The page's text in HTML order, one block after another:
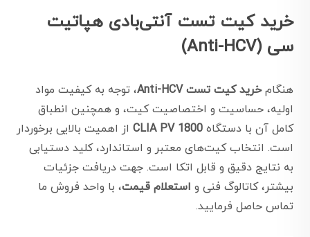
خرید کیت تست آنتی‌بادی هپاتیت
سی (Anti-HCV)
هنگامخرید کیت تست Anti-HCV
، توجه به کیفیت مواد
اولیه، حساسیت و اختصاصیت کیت، و همچنین انطباق
کامل آن با دستگاه CLIA PV 1800 از اهمیت بالایی برخوردار
است. انتخاب کیت‌های معتبر و استاندارد، کلید دستیابی
به نتایج دقیق و قابل اتکا است. جهت دریافت جزئیات
بیشتر، کاتالوگ فنی و استعلام قیمت، با واحد فروش ما
تماس حاصل فرمایید.